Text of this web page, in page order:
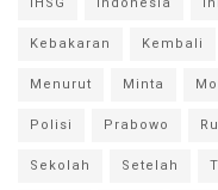
Kebakaran
Kembali
Menurut
Minta
Polisi
Prabowo
Sekolah
Setelah